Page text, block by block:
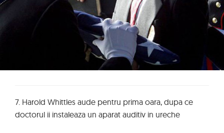
7. Harold Whittles aude pentru prima oara, dupa ce
doctorul ii instaleaza un aparat auditiv in ureche